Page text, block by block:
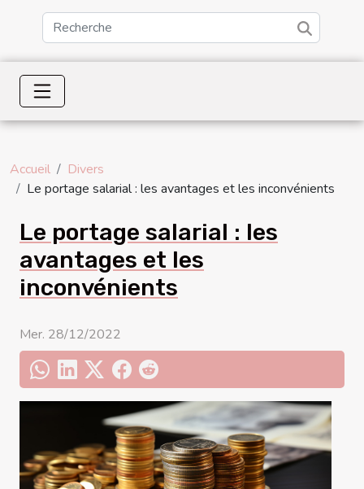
Accueil
Divers
Le portage salarial : les avantages et les inconvénients
Le portage salarial : les
avantages et les
inconvénients
Mer. 28/12/2022